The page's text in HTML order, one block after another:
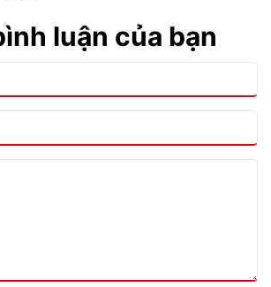
luận của bạn